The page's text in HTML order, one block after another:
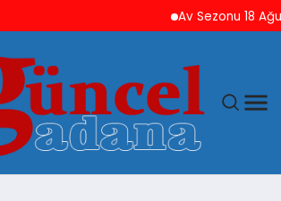
Av Sezonu 18